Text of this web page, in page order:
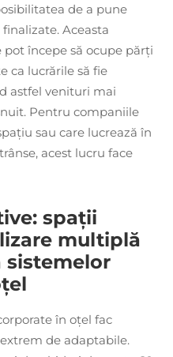
de a pune
Aceasta
începe să ocupe părți
ca lucrările să fie
astfel venituri mai
Pentru companiile
sau care lucrează în
acest lucru face
spații
multiplă
în oțel fac
de adaptabile.